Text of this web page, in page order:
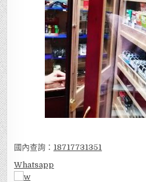
國內查詢： 18717731351
Whatsapp